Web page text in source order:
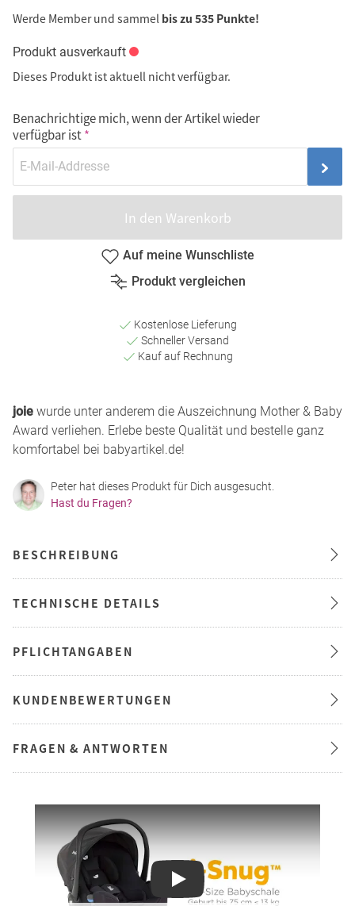
Werde Member und sammel bis zu 535 Punkte!
Produkt ausverkauft
Dieses Produkt ist aktuell nicht verfügbar.
Benachrichtige mich, wenn der Artikel wieder
verfügbar ist
In den Warenkorb
Auf meine Wunschliste
Produkt vergleichen
Kostenlose Lieferung
Schneller Versand
Kauf auf Rechnung
joie wurde unter anderem die Auszeichnung Mother & Baby
Award verliehen. Erlebe beste Qualität und bestelle ganz
komfortabel bei babyartikel.de!
Peter hat dieses Produkt für Dich ausgesucht.
Hast du Fragen?
BESCHREIBUNG
TECHNISCHE DETAILS
PFLICHTANGABEN
KUNDENBEWERTUNGEN
FRAGEN & ANTWORTEN
Play